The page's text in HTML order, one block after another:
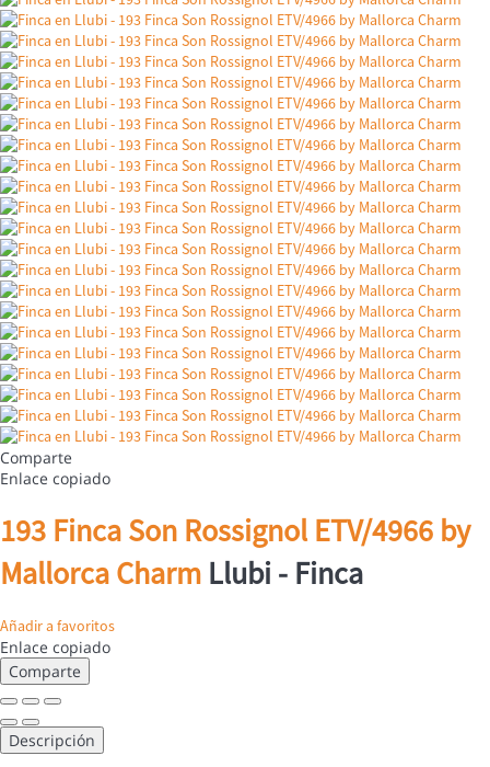
Comparte
Enlace copiado
193 Finca Son Rossignol ETV/4966 by
Mallorca Charm Llubi - Finca
Añadir a favoritos
Enlace copiado
Comparte
Descripción